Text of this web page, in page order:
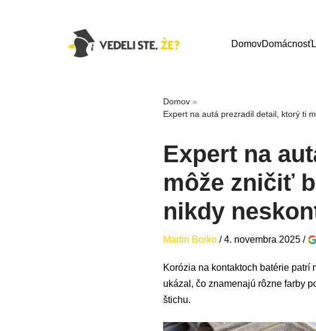
DomovDomácnosť
Domov »
Expert na autá prezradil detail, ktorý ti
Expert na
môže zničiť
nikdy
Martin Borko /4. novembra 2025 /
Korózia na kontaktoch batérie patrí
ukázal, čo znamenajú rôzne farby
štichu.